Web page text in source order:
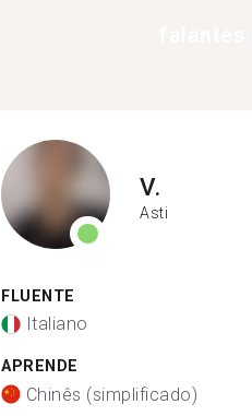
V.
Asti
FLUENTE
Italiano
APRENDE
Chinês (simplificado)